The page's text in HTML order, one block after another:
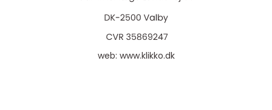
web: www.klikko.dk